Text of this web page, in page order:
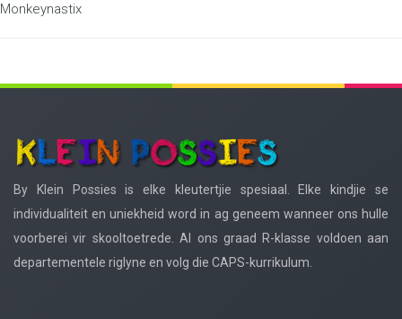
Monkeynastix
By Klein Possies is elke kleutertjie spesiaal. Elke kindjie se
individualiteit en uniekheid word in ag geneem wanneer ons hulle
voorberei vir skooltoetrede. Al ons graad R-klasse voldoen aan
departementele riglyne en volg die CAPS-kurrikulum.